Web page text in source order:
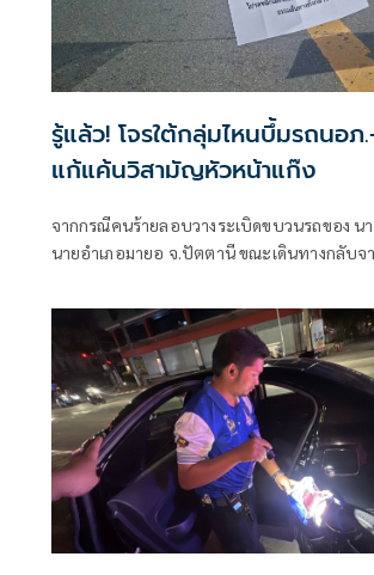
รู้แล้ว! โจรใต้กลุ่มไหนบึ้มรถนอภ
แก้แค้นวิสามัญหัวหน้าแก๊ง
จากกรณีคนร้ายลอบวางระเบิดขบวนรถของ น
นายอำเภอมายอ จ.ปัตตานี ขณะเดินทางกลับจ
จังหวัดปัตตานี